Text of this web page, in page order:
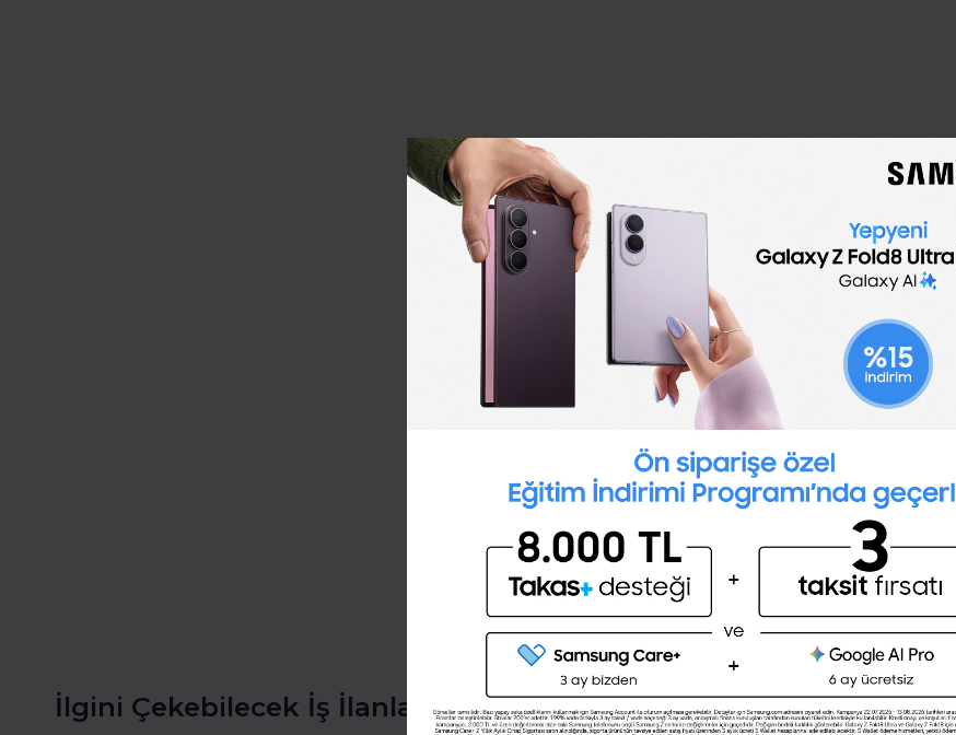
Kişilik testini çözerek gelecekteki
mesleğini öğrenmek ister misin ?
İlgini Çekebilecek İş İlanları